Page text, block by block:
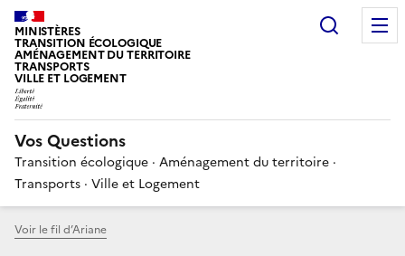
MINISTÈRES
TRANSITION ÉCOLOGIQUE
AMÉNAGEMENT DU TERRITOIRE
TRANSPORTS
VILLE ET LOGEMENT
Vos Questions
Transition écologique · Aménagement du territoire ·
Transports · Ville et Logement
Voir le fil d’Ariane